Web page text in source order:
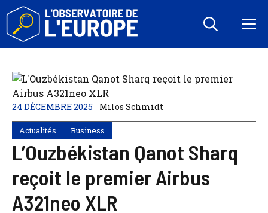
Aller
contenu
24 DÉCEMBRE 2025 Milos Schmidt
Actualités Business
L’Ouzbékistan Qanot Sharq
reçoit le premier Airbus
A321neo XLR